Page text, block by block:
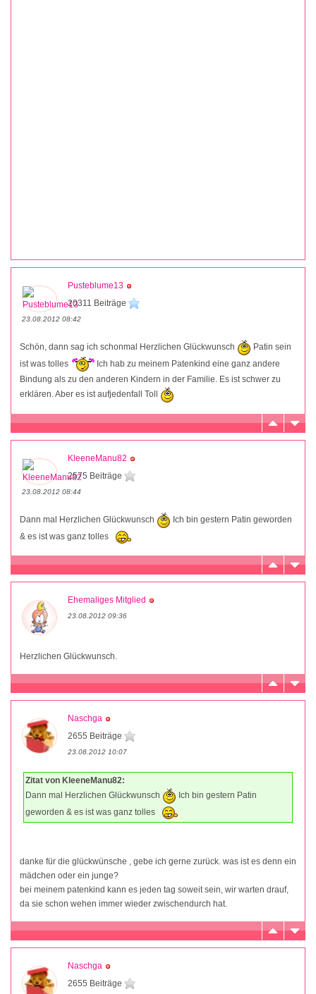
Pusteblume13
20311 Beiträge
23.08.2012 08:42
Schön, dann sag ich schonmal Herzlichen Glückwunsch
Patin sein
ist was tolles
Ich hab zu meinem Patenkind eine ganz andere
Bindung als zu den anderen Kindern in der Familie. Es ist schwer zu
erklären. Aber es ist aufjedenfall Toll
KleeneManu82
2575 Beiträge
23.08.2012 08:44
Dann mal Herzlichen Glückwunsch
Ich bin gestern Patin geworden
& es ist was ganz tolles
Ehemaliges Mitglied
23.08.2012 09:36
Herzlichen Glückwunsch.
Naschga
2655 Beiträge
23.08.2012 10:07
Zitat von KleeneManu82:
Dann mal Herzlichen Glückwunsch
Ich bin gestern Patin
geworden & es ist was ganz tolles
danke für die glückwünsche , gebe ich gerne zurück. was ist es denn ein
mädchen oder ein junge?
bei meinem patenkind kann es jeden tag soweit sein, wir warten drauf,
da sie schon wehen immer wieder zwischendurch hat.
Naschga
2655 Beiträge